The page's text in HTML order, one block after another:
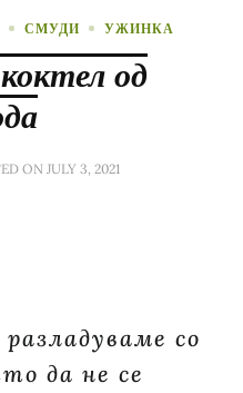
СМУДИ УЖИНКА
од
ON JULY 3, 2021
со
да не се